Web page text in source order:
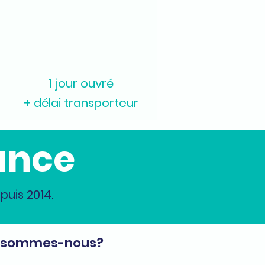
1 jour ouvré
+ délai transporteur
2014.
nous?